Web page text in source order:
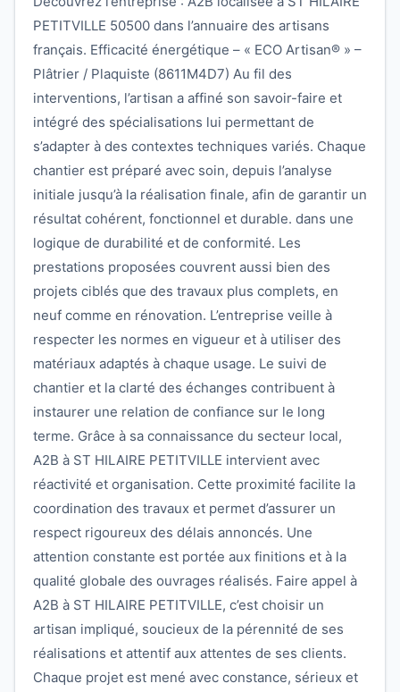
PETITVILLE 50500 dans l’annuaire des artisans
français. Efficacité énergétique – « ECO Artisan® » –
Plâtrier / Plaquiste (8611M4D7) Au fil des
interventions, l’artisan a affiné son savoir-faire et
intégré des spécialisations lui permettant de
s’adapter à des contextes techniques variés. Chaque
chantier est préparé avec soin, depuis l’analyse
initiale jusqu’à la réalisation finale, afin de garantir un
résultat cohérent, fonctionnel et durable. dans une
logique de durabilité et de conformité. Les
prestations proposées couvrent aussi bien des
projets ciblés que des travaux plus complets, en
neuf comme en rénovation. L’entreprise veille à
respecter les normes en vigueur et à utiliser des
matériaux adaptés à chaque usage. Le suivi de
chantier et la clarté des échanges contribuent à
instaurer une relation de confiance sur le long
terme. Grâce à sa connaissance du secteur local,
A2B à ST HILAIRE PETITVILLE intervient avec
réactivité et organisation. Cette proximité facilite la
coordination des travaux et permet d’assurer un
respect rigoureux des délais annoncés. Une
attention constante est portée aux finitions et à la
qualité globale des ouvrages réalisés. Faire appel à
A2B à ST HILAIRE PETITVILLE, c’est choisir un
artisan impliqué, soucieux de la pérennité de ses
réalisations et attentif aux attentes de ses clients.
Chaque projet est mené avec constance, sérieux et